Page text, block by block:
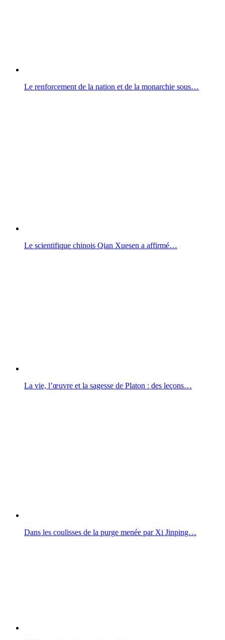
Le renforcement de la nation et de la monarchie sous…
Le scientifique chinois Qian Xuesen a affirmé…
La vie, l’œuvre et la sagesse de Platon : des leçons…
Dans les coulisses de la purge menée par Xi Jinping…